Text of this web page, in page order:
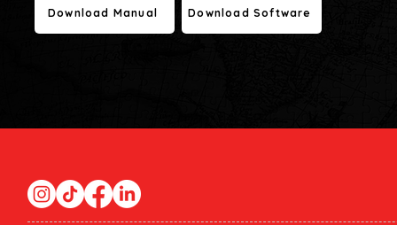
Download Manual Download Software